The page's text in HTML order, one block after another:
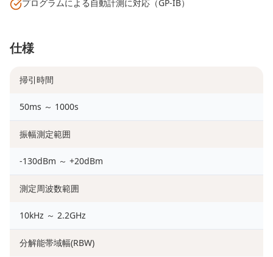
プログラムによる自動計測に対応（GP-IB）
仕様
掃引時間
50ms ～ 1000s
振幅測定範囲
-130dBm ～ +20dBm
測定周波数範囲
10kHz ～ 2.2GHz
分解能帯域幅(RBW)